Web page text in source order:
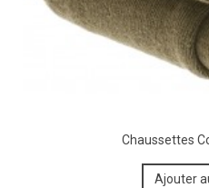
Chaussettes
Ajouter